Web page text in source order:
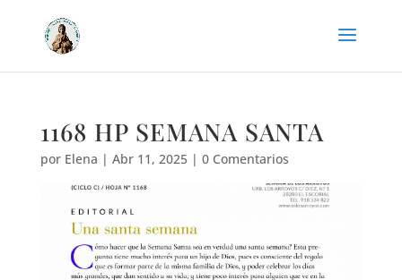
1168 HP SEMANA SANTA
por Elena | Abr 11, 2025| 0 Comentarios